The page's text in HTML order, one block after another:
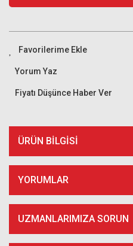
Yorum Yaz
Fiyatı Düşünce Haber Ver
ÜRÜN BILGISI
YORUMLAR
UZMANLARIMIZA SORUN